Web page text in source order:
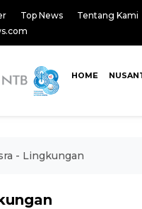
Top News
Tentang Kami
HOME
- Lingkungan